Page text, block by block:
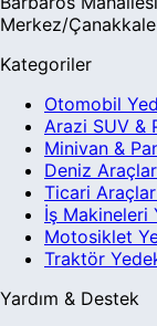
Merkez/Çanakkale
Kategoriler
Otomobil
Arazi SUV &
Minivan &
Deniz
Ticari Araçlar
İş Makineleri
Motosiklet
Traktör
Yardım & Destek